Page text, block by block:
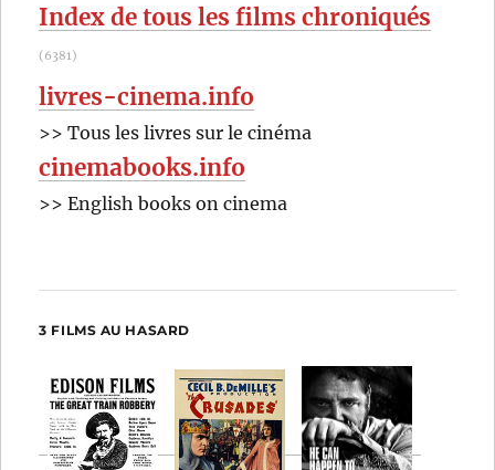
Index de tous les films chroniqués
(6381)
livres-cinema.info
>> Tous les livres sur le cinéma
cinemabooks.info
>> English books on cinema
3 FILMS AU HASARD